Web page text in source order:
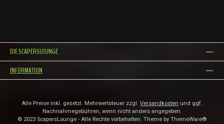
DIE SCAPERSLOUNGE
INFORMATION
Alle Preise inkl. gesetzl. Mehrwertsteuer zzgl. Versandkosten und ggf.
Nachnahmegebühren, wenn nicht anders angegeben.
© 2023 ScapersLounge - Alle Rechte vorbehalten. Theme by ThemeWare®